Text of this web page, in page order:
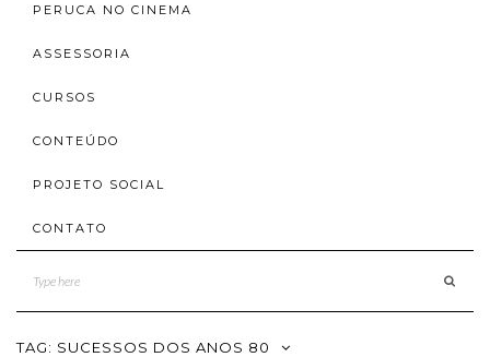
PERUCA NO CINEMA
ASSESSORIA
CURSOS
CONTEÚDO
PROJETO SOCIAL
CONTATO
TAG: SUCESSOS DOS ANOS 80